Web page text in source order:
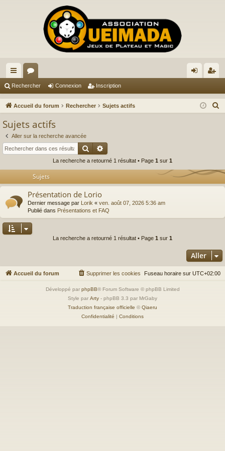
ac
co
ci
s
or
u ne cri
Rechercher Connexion Inscription
Accueil du forum Rechercher Sujets actifs
c
h
Sujets actifs
Aller sur la recherche avancée
Rechercher
Recherche avancée
La recherche a retourné 1 résultat • Page 1 sur 1
Sujets
Présentation de Lorio
Dernier message par Lorik « ven. août 07, 2026 5:36 am
Publié dans Présentations et FAQ
La recherche a retourné 1 résultat • Page 1 sur 1
Aller
Accueil du forum Fuseau horaire sur UTC+02:00
Supprimer les cookies
Développé par phpBB® Forum Software © phpBB Limited
Style par Arty - phpBB 3.3 par MrGaby
Traduction française officielle © Qiaeru
Confidentialité | Conditions